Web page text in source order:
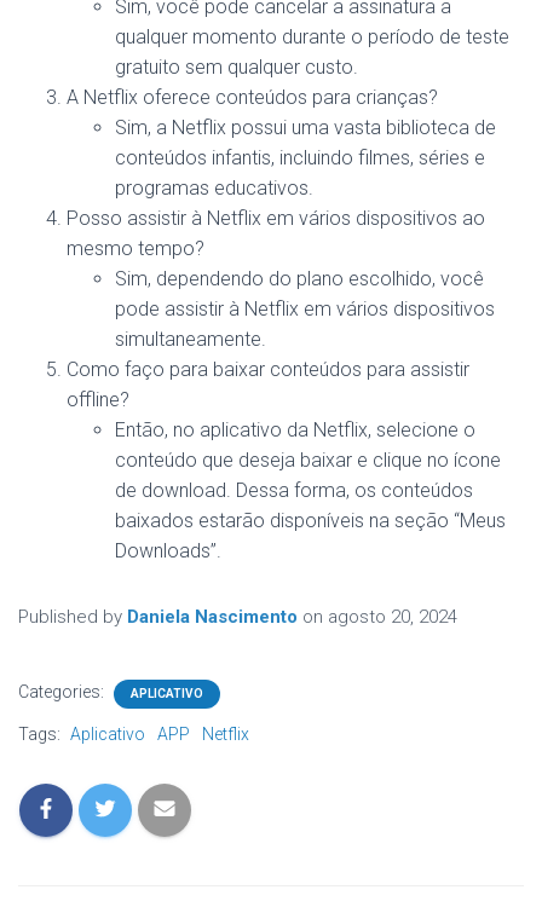
Sim, você pode cancelar a assinatura a
qualquer momento durante o período de teste
gratuito sem qualquer custo.
A Netflix oferece conteúdos para crianças?
Sim, a Netflix possui uma vasta biblioteca de
conteúdos infantis, incluindo filmes, séries e
programas educativos.
Posso assistir à Netflix em vários dispositivos ao
mesmo tempo?
Sim, dependendo do plano escolhido, você
pode assistir à Netflix em vários dispositivos
simultaneamente.
Como faço para baixar conteúdos para assistir
offline?
Então, no aplicativo da Netflix, selecione o
conteúdo que deseja baixar e clique no ícone
de download. Dessa forma, os conteúdos
baixados estarão disponíveis na seção “Meus
Downloads”.
Published by Daniela Nascimento on agosto 20, 2024
Categories: APLICATIVO
Tags: Aplicativo APP Netflix